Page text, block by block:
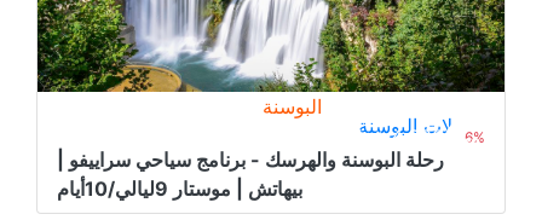
6%
البوسنة
من
4.300﷼ 4.000﷼رحلات البوسنة
رحلة البوسنة والهرسك - برنامج سياحي سراييفو |
بيهاتش | موستار 9ليالي/10أيام